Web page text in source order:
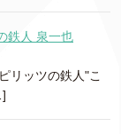
鉄人 泉一也
リッツの鉄人"こ